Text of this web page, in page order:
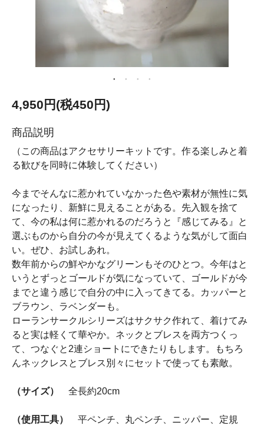
4,950円(税450円)
商品説明
（この商品はアクセサリーキットです。作る楽しみと着
る歓びを同時に体験してください）
今までそんなに惹かれていなかった色や素材が無性に気
になったり、新鮮に見えることがある。先入観を捨て
て、今の私は何に惹かれるのだろうと『感じてみる』と
選ぶものから自分の今が見えてくるような気がして面白
い。ぜひ、お試しあれ。
数年前からの鮮やかなグリーンもそのひとつ。今年はと
いうとずっとゴールドが気になっていて、ゴールドが今
までと違う感じで自分の中に入ってきてる。カッパーと
ブラウン、ラベンダーも。
ローランサークルシリーズはサクサク作れて、着けてみ
ると実は軽くて華やか。ネックとブレスを両方つくっ
て、つなぐと2連ショートにできたりもします。もちろ
んネックレスとブレス別々にセットで使っても素敵。
（サイズ） 全長約20cm
（使用工具） 平ペンチ、丸ペンチ、ニッパー、定規